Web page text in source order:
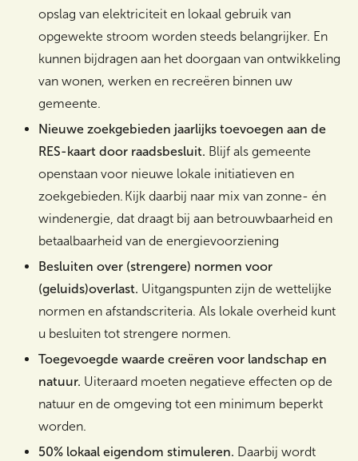
opslag van elektriciteit en lokaal gebruik van
opgewekte stroom worden steeds belangrijker. En
kunnen bijdragen aan het doorgaan van ontwikkeling
van wonen, werken en recreëren binnen uw
gemeente.
Nieuwe zoekgebieden jaarlijks toevoegen aan de
RES-kaart door raadsbesluit. Blijf als gemeente
openstaan voor nieuwe lokale initiatieven en
zoekgebieden. Kijk daarbij naar mix van zonne- én
windenergie, dat draagt bij aan betrouwbaarheid en
betaalbaarheid van de energievoorziening
Besluiten over (strengere) normen voor
(geluids)overlast. Uitgangspunten zijn de wettelijke
normen en afstandscriteria. Als lokale overheid kunt
u besluiten tot strengere normen.
Toegevoegde waarde creëren voor landschap en
natuur. Uiteraard moeten negatieve effecten op de
natuur en de omgeving tot een minimum beperkt
worden.
50% lokaal eigendom stimuleren. Daarbij wordt